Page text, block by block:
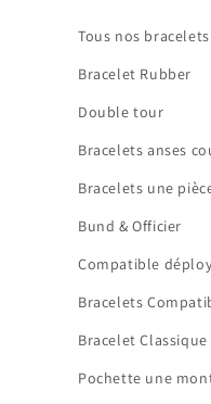
Tous nos bracelets
Bracelet Rubber
Double tour
Bracelets anses
Bracelets une
Bund & Officier
Compatible
Bracelets
Bracelet Classique
Pochette une